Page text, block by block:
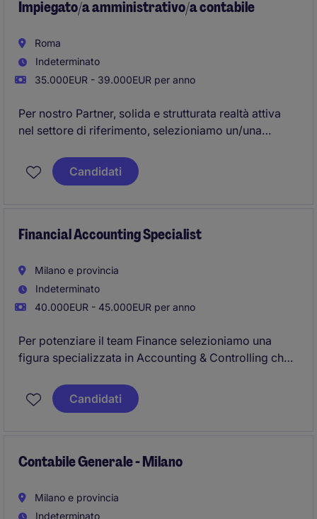
Impiegato/a amministrativo/a contabile
Roma
Indeterminato
35.000EUR - 39.000EUR per anno
Per nostro Partner, solida e strutturata realtà attiva
nel settore di riferimento, selezioniamo un/una
La risorsa si occuperà di contabilità generale e
tesoreria.
Candidati
Financial Accounting Specialist
Milano e provincia
Indeterminato
40.000EUR - 45.000EUR per anno
Per potenziare il team Finance selezioniamo una
figura specializzata in Accounting & Controlling che
esterni.
Candidati
Contabile Generale - Milano
Milano e provincia
Indeterminato